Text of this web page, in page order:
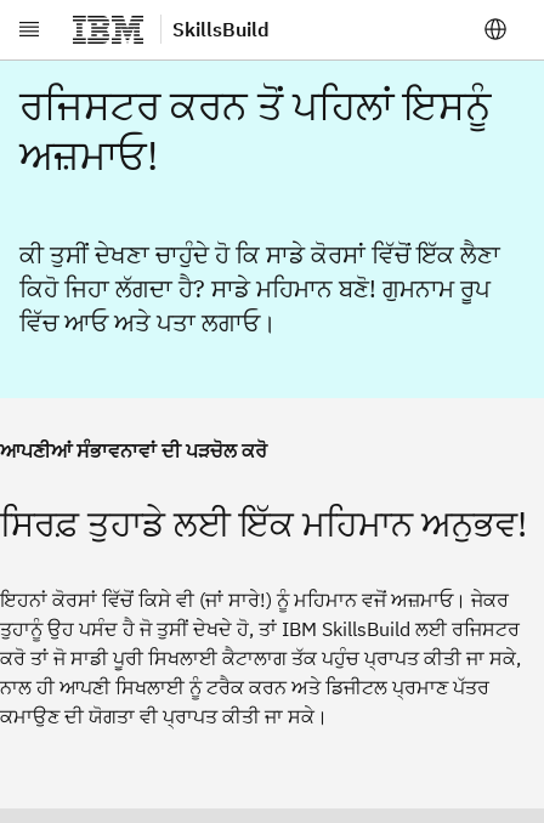
ਮੁੱਖ ਸਮੱਗਰੀ 'ਤੇ ਜਾਓ SkillsBuild
ਰਜਿਸਟਰ ਕਰਨ ਤੋਂ ਪਹਿਲਾਂ ਇਸਨੂੰ
ਅਜ਼ਮਾਓ!
ਕੀ ਤੁਸੀਂ ਦੇਖਣਾ ਚਾਹੁੰਦੇ ਹੋ ਕਿ ਸਾਡੇ ਕੋਰਸਾਂ ਵਿੱਚੋਂ ਇੱਕ ਲੈਣਾ
ਕਿਹੋ ਜਿਹਾ ਲੱਗਦਾ ਹੈ? ਸਾਡੇ ਮਹਿਮਾਨ ਬਣੋ! ਗੁਮਨਾਮ ਰੂਪ
ਵਿੱਚ ਆਓ ਅਤੇ ਪਤਾ ਲਗਾਓ।
ਆਪਣੀਆਂ ਸੰਭਾਵਨਾਵਾਂ ਦੀ ਪੜਚੋਲ ਕਰੋ
ਸਿਰਫ਼ ਤੁਹਾਡੇ ਲਈ ਇੱਕ ਮਹਿਮਾਨ ਅਨੁਭਵ!
ਇਹਨਾਂ ਕੋਰਸਾਂ ਵਿੱਚੋਂ ਕਿਸੇ ਵੀ (ਜਾਂ ਸਾਰੇ!) ਨੂੰ ਮਹਿਮਾਨ ਵਜੋਂ ਅਜ਼ਮਾਓ। ਜੇਕਰ
ਤੁਹਾਨੂੰ ਉਹ ਪਸੰਦ ਹੈ ਜੋ ਤੁਸੀਂ ਦੇਖਦੇ ਹੋ, ਤਾਂ IBM SkillsBuild ਲਈ ਰਜਿਸਟਰ
ਕਰੋ ਤਾਂ ਜੋ ਸਾਡੀ ਪੂਰੀ ਸਿਖਲਾਈ ਕੈਟਾਲਾਗ ਤੱਕ ਪਹੁੰਚ ਪ੍ਰਾਪਤ ਕੀਤੀ ਜਾ ਸਕੇ,
ਨਾਲ ਹੀ ਆਪਣੀ ਸਿਖਲਾਈ ਨੂੰ ਟਰੈਕ ਕਰਨ ਅਤੇ ਡਿਜੀਟਲ ਪ੍ਰਮਾਣ ਪੱਤਰ
ਕਮਾਉਣ ਦੀ ਯੋਗਤਾ ਵੀ ਪ੍ਰਾਪਤ ਕੀਤੀ ਜਾ ਸਕੇ।